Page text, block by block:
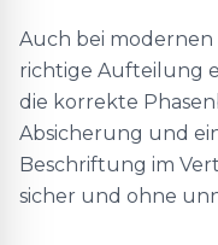
Auch bei
richtige Aufteilung
die korrekte
Absicherung und
Beschriftung im
sicher und ohne